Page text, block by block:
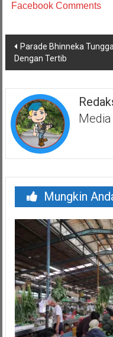
Facebook Comments
Navigasi
pos
Parade Bhinneka
Dengan Tertib
Mungkin